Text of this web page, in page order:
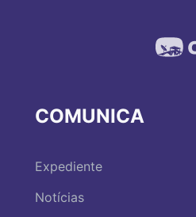
COMUNICA
Expediente
Notícias